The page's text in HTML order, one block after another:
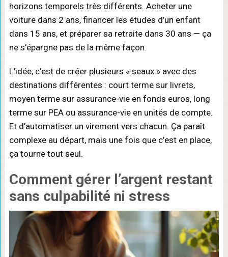
horizons temporels très différents. Acheter une
voiture dans 2 ans, financer les études d’un enfant
dans 15 ans, et préparer sa retraite dans 30 ans — ça
ne s’épargne pas de la même façon.
L’idée, c’est de créer plusieurs « seaux » avec des
destinations différentes : court terme sur livrets,
moyen terme sur assurance-vie en fonds euros, long
terme sur PEA ou assurance-vie en unités de compte.
Et d’automatiser un virement vers chacun. Ça paraît
complexe au départ, mais une fois que c’est en place,
ça tourne tout seul.
Comment gérer l’argent restant
sans culpabilité ni stress